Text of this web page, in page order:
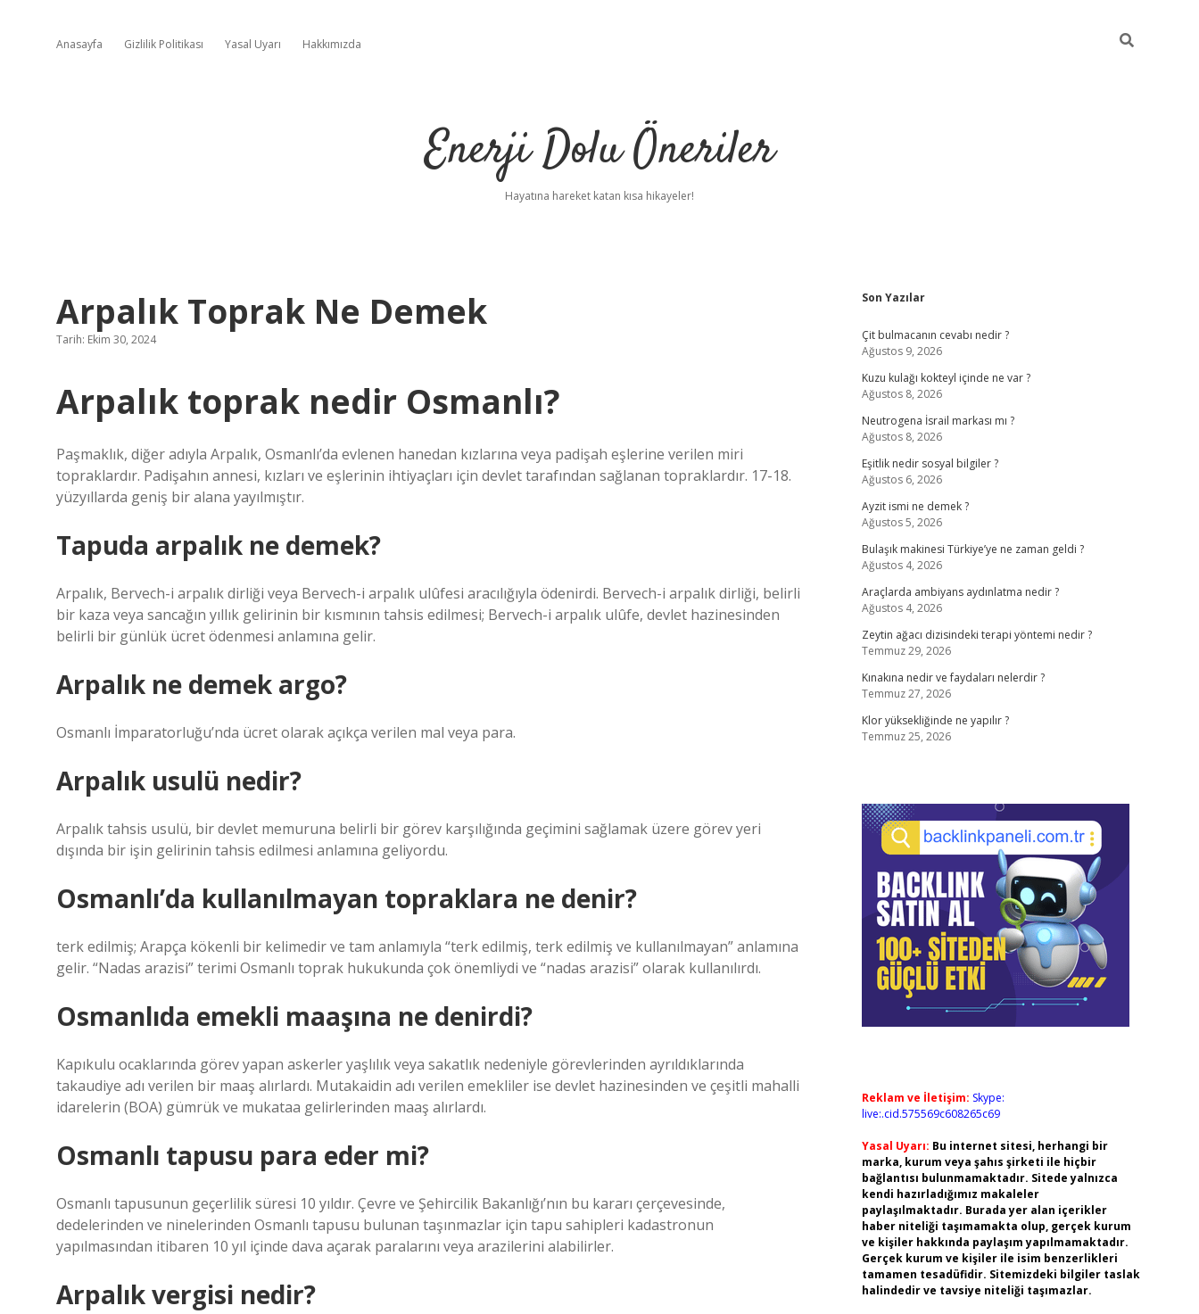
Anasayfa Gizlilik Politikası Yasal Uyarı Hakkımızda
Enerji Dolu Öneriler
Hayatına hareket katan kısa hikayeler!
Arpalık Toprak Ne Demek
Tarih: Ekim 30, 2024
Arpalık toprak nedir Osmanlı?
Paşmaklık, diğer adıyla Arpalık, Osmanlı’da evlenen hanedan kızlarına veya padişah eşlerine verilen miri
topraklardır. Padişahın annesi, kızları ve eşlerinin ihtiyaçları için devlet tarafından sağlanan topraklardır. 17-18.
yüzyıllarda geniş bir alana yayılmıştır.
Tapuda arpalık ne demek?
Arpalık, Bervech-i arpalık dirliği veya Bervech-i arpalık ulûfesi aracılığıyla ödenirdi. Bervech-i arpalık dirliği, belirli
bir kaza veya sancağın yıllık gelirinin bir kısmının tahsis edilmesi; Bervech-i arpalık ulûfe, devlet hazinesinden
belirli bir günlük ücret ödenmesi anlamına gelir.
Arpalık ne demek argo?
Osmanlı İmparatorluğu’nda ücret olarak açıkça verilen mal veya para.
Arpalık usulü nedir?
Arpalık tahsis usulü, bir devlet memuruna belirli bir görev karşılığında geçimini sağlamak üzere görev yeri
dışında bir işin gelirinin tahsis edilmesi anlamına geliyordu.
Osmanlı’da kullanılmayan topraklara ne denir?
terk edilmiş; Arapça kökenli bir kelimedir ve tam anlamıyla “terk edilmiş, terk edilmiş ve kullanılmayan” anlamına
gelir. “Nadas arazisi” terimi Osmanlı toprak hukukunda çok önemliydi ve “nadas arazisi” olarak kullanılırdı.
Osmanlıda emekli maaşına ne denirdi?
Kapıkulu ocaklarında görev yapan askerler yaşlılık veya sakatlık nedeniyle görevlerinden ayrıldıklarında
takaudiye adı verilen bir maaş alırlardı. Mutakaidin adı verilen emekliler ise devlet hazinesinden ve çeşitli mahalli
idarelerin (BOA) gümrük ve mukataa gelirlerinden maaş alırlardı.
Osmanlı tapusu para eder mi?
Osmanlı tapusunun geçerlilik süresi 10 yıldır. Çevre ve Şehircilik Bakanlığı’nın bu kararı çerçevesinde,
dedelerinden ve ninelerinden Osmanlı tapusu bulunan taşınmazlar için tapu sahipleri kadastronun
yapılmasından itibaren 10 yıl içinde dava açarak paralarını veya arazilerini alabilirler.
Arpalık vergisi nedir?
Sidebar
Son Yazılar
Çit bulmacanın cevabı nedir ?
Ağustos 9, 2026
Kuzu kulağı kokteyl içinde ne var ?
Ağustos 8, 2026
Neutrogena İsrail markası mı ?
Ağustos 8, 2026
Eşitlik nedir sosyal bilgiler ?
Ağustos 6, 2026
Ayzit ismi ne demek ?
Ağustos 5, 2026
Bulaşık makinesi Türkiye’ye ne zaman geldi ?
Ağustos 4, 2026
Araçlarda ambiyans aydınlatma nedir ?
Ağustos 4, 2026
Zeytin ağacı dizisindeki terapi yöntemi nedir ?
Temmuz 29, 2026
Kınakına nedir ve faydaları nelerdir ?
Temmuz 27, 2026
Klor yüksekliğinde ne yapılır ?
Temmuz 25, 2026
Reklam ve İletişim: Skype:
live:.cid.575569c608265c69
Yasal Uyarı: Bu internet sitesi, herhangi bir
marka, kurum veya şahıs şirketi ile hiçbir
bağlantısı bulunmamaktadır. Sitede yalnızca
kendi hazırladığımız makaleler
paylaşılmaktadır. Burada yer alan içerikler
haber niteliği taşımamakta olup, gerçek kurum
ve kişiler hakkında paylaşım yapılmamaktadır.
Gerçek kurum ve kişiler ile isim benzerlikleri
tamamen tesadüfidir. Sitemizdeki bilgiler taslak
halindedir ve tavsiye niteliği taşımazlar.